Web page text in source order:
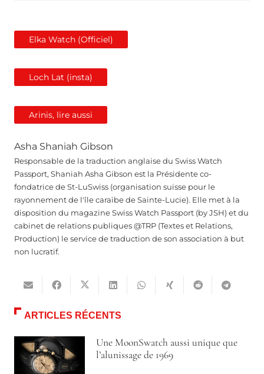
Elka Watch (Officiel)
Loch Lat (insta)
Arinis, lire aussi
Asha Shaniah Gibson
Responsable de la traduction anglaise du Swiss Watch
Passport, Shaniah Asha Gibson est la Présidente co-
fondatrice de St-LuSwiss (organisation suisse pour le
rayonnement de l'île caraïbe de Sainte-Lucie). Elle met à la
disposition du magazine Swiss Watch Passport (by JSH) et du
cabinet de relations publiques @TRP (Textes et Relations,
Production) le service de traduction de son association à but
non lucratif.
ARTICLES RÉCENTS
Une MoonSwatch aussi unique que
l’alunissage de 1969